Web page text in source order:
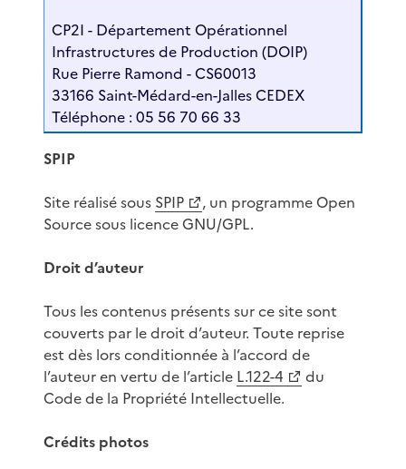
CP2I - Département Opérationnel
Infrastructures de Production (DOIP)
Rue Pierre Ramond - CS60013
33166 Saint-Médard-en-Jalles CEDEX
Téléphone : 05 56 70 66 33
SPIP
Site réalisé sous SPIP
, un programme Open
Source sous licence GNU/GPL.
Droit d’auteur
Tous les contenus présents sur ce site sont
couverts par le droit d’auteur. Toute reprise
est dès lors conditionnée à l’accord de
l’auteur en vertu de l’article L.122-4
du
Code de la Propriété Intellectuelle.
Crédits photos